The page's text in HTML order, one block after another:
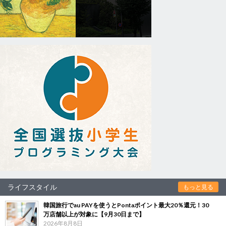
ライフスタイル もっと見る
韓国旅行でau PAYを使うとPontaポイント最大20％還元！30
万店舗以上が対象に【9月30日まで】
2026年8月8日